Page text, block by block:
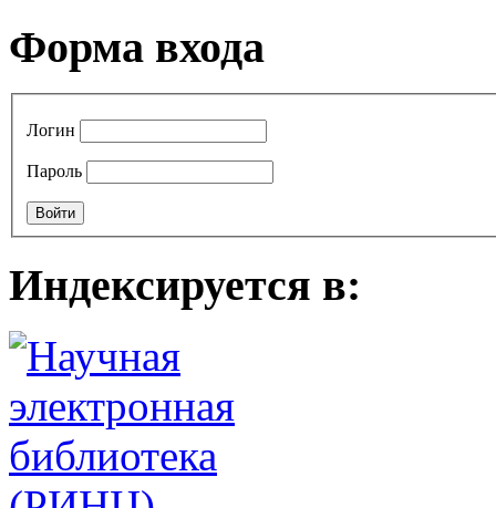
Форма входа
Логин
Пароль
Индексируется в: